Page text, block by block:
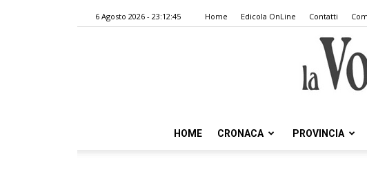
6 Agosto 2026 - 23:12:45 Home Edicola OnLine Contatti
HOME CRONACA PROVINCIA